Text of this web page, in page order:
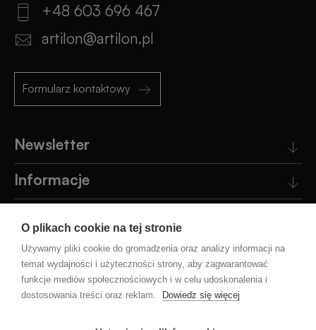
O plikach cookie na tej stronie
Używamy pliki cookie do gromadzenia oraz analizy informacji na
temat wydajności i użyteczności strony, aby zagwarantować
funkcje mediów społecznościowych i w celu udoskonalenia i
dostosowania treści oraz reklam.
Dowiedz się więcej
+48 603 696 467
artilon@artilon.pl
Formularz kontaktowy
Newsletter
Informacje
Pomoc
Blog